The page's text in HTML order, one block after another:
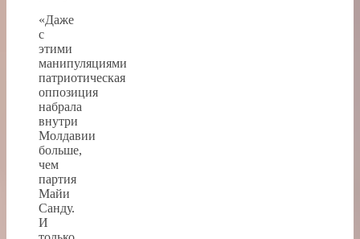
«Даже
с
этими
манипуляциями
патриотическая
оппозиция
набрала
внутри
Молдавии
больше,
чем
партия
Майи
Санду.
И